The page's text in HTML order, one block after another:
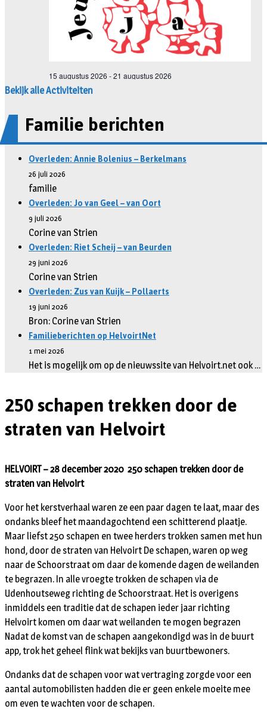
Bekijk alle Activiteiten
Familie berichten
Overleden: Annie Bolenius – Berkelmans
26 juli 2026
familie
Overleden: Jo van Geel – van Oort
9 juli 2026
Corine van Strien
Overleden: Riet Scheij – van Beurden
29 juni 2026
Corine van Strien
Overleden: Zus van Kuijk – Pollaerts
19 juni 2026
Bron: Corine van Strien
Familieberichten op HelvoirtNet
1 mei 2026
Het is mogelijk om op de nieuwssite van Helvoirt.net ook …
250 schapen trekken door de
straten van Helvoirt
HELVOIRT – 28 december 2020 250 schapen trekken door de
straten van Helvoirt
Voor het kerstverhaal waren ze een paar dagen te laat, maar des
ondanks bleef het maandagochtend een schitterend plaatje.
Maar liefst 250 schapen en twee herders trokken samen met hun
hond, door de straten van Helvoirt De schapen, waren op weg
naar de Schoorstraat om daar de komende dagen de weilanden
te begrazen. In alle vroegte trokken de schapen via de
Udenhoutseweg richting de Schoorstraat. Het is overigens
inmiddels een traditie dat de schapen ieder jaar richting
Helvoirt komen om daar wat weilanden te mogen begrazen
Nadat de komst van de schapen aangekondigd was in de buurt
app, trok het geheel flink wat bekijks van buurtbewoners.
Ondanks dat de schapen voor wat vertraging zorgde voor een
aantal automobilisten hadden die er geen enkele moeite mee
om even te wachten voor de schapen.